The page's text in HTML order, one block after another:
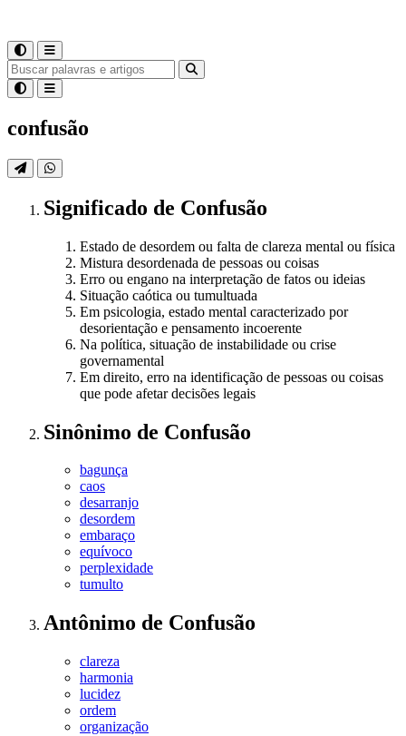
confusão
Significado de Confusão
Estado de desordem ou falta de clareza mental ou física
Mistura desordenada de pessoas ou coisas
Erro ou engano na interpretação de fatos ou ideias
Situação caótica ou tumultuada
Em psicologia, estado mental caracterizado por
desorientação e pensamento incoerente
Na política, situação de instabilidade ou crise
governamental
Em direito, erro na identificação de pessoas ou coisas
que pode afetar decisões legais
Sinônimo de Confusão
bagunça
caos
desarranjo
desordem
embaraço
equívoco
perplexidade
tumulto
Antônimo de Confusão
clareza
harmonia
lucidez
ordem
organização